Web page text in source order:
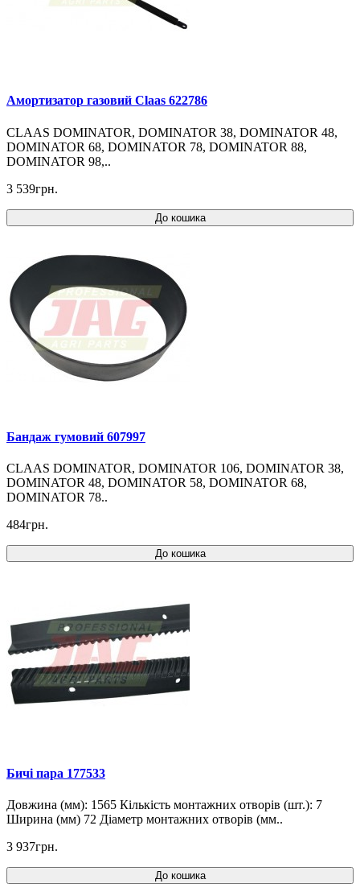
Амортизатор газовий Claas 622786
CLAAS DOMINATOR, DOMINATOR 38, DOMINATOR 48,
DOMINATOR 68, DOMINATOR 78, DOMINATOR 88,
DOMINATOR 98,..
3 539грн.
До кошика
Бандаж гумовий 607997
CLAAS DOMINATOR, DOMINATOR 106, DOMINATOR 38,
DOMINATOR 48, DOMINATOR 58, DOMINATOR 68,
DOMINATOR 78..
484грн.
До кошика
Бичі пара 177533
Довжина (мм): 1565 Кількість монтажних отворів (шт.): 7
Ширина (мм) 72 Діаметр монтажних отворів (мм..
3 937грн.
До кошика